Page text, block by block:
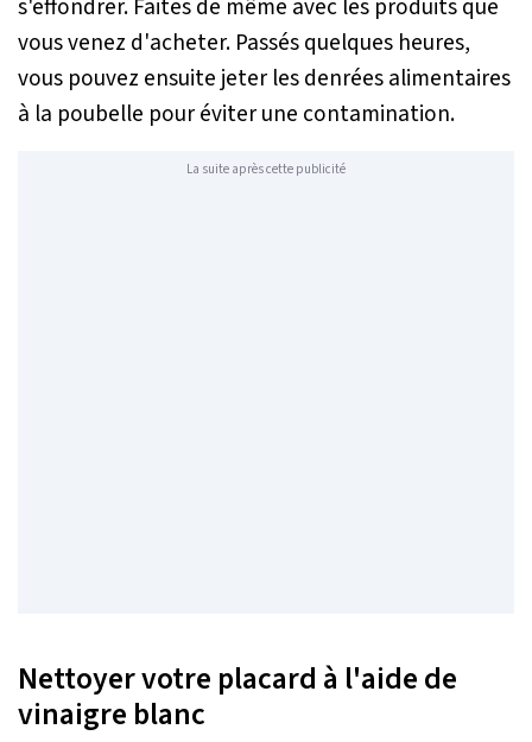
s'effondrer. Faites de même avec les produits que
vous venez d'acheter. Passés quelques heures,
vous pouvez ensuite jeter les denrées alimentaires
à la poubelle pour éviter une contamination.
La suite après cette publicité
Nettoyer votre placard à l'aide de
vinaigre blanc